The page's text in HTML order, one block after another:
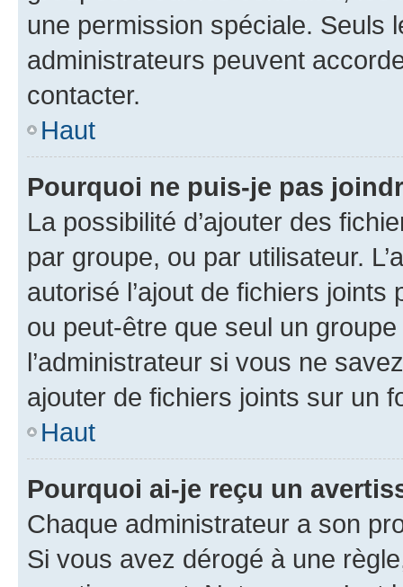
une permission spéciale. Seuls
administrateurs peuvent
contacter.
Haut
Pourquoi ne puis-je pas
La possibilité d’ajouter des
par groupe, ou par utilisateur.
autorisé l’ajout de fichiers
ou peut-être que seul un
l’administrateur si vous ne
ajouter de fichiers joints sur un
Haut
Pourquoi ai-je reçu un
Chaque administrateur a son
Si vous avez dérogé à une